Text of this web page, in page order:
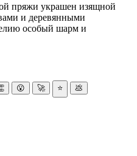
пряжи украшен изящной
и деревянными
особый шарм и
😮 🚀 ⭐ 💩